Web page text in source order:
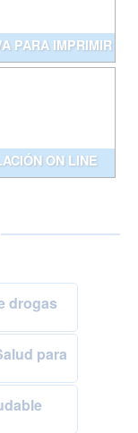
PARA IMPRIMIR
ON LINE
drogas
para